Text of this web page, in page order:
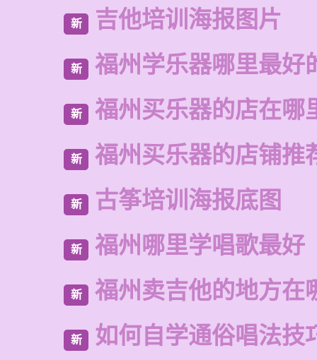
新 吉他培训海报图片
新 福州学乐器哪里最好
新 福州买乐器的店在哪
新 福州买乐器的店铺推
新 古筝培训海报底图
新 福州哪里学唱歌最好
新 福州卖吉他的地方在
新 如何自学通俗唱法技